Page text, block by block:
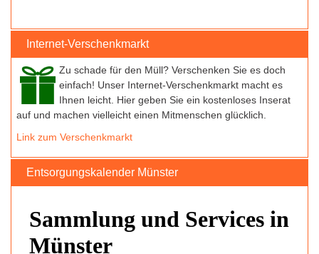
Internet-Verschenkmarkt
Zu schade für den Müll? Verschenken Sie es doch
einfach! Unser Internet-Verschenkmarkt macht es
Ihnen leicht. Hier geben Sie ein kostenloses Inserat
auf und machen vielleicht einen Mitmenschen glücklich.
Link zum Verschenkmarkt
Entsorgungskalender Münster